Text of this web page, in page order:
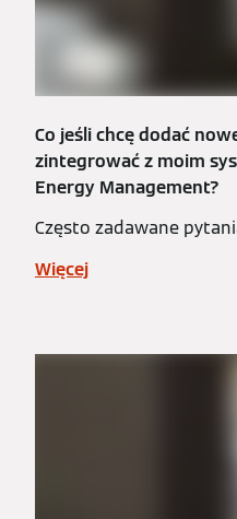
Co jeśli chcę dodać
zintegrować z moim
Energy Management?
Często zadawane
Więcej